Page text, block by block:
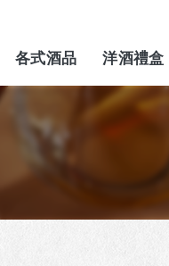
各式酒品 洋酒禮盒
HAMPERS